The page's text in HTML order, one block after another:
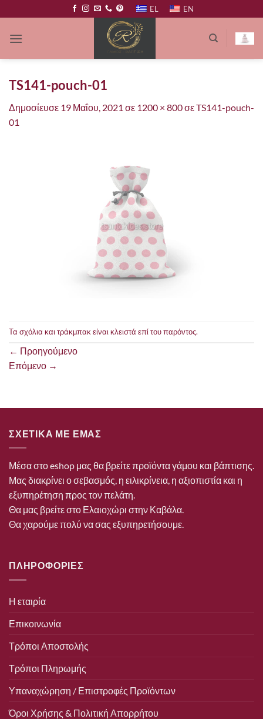
στο
περιεχόμενο
EL EN
TS141-pouch-01
Δημοσίευσε 19 Μαΐου, 2021 σε 1200 × 800σεTS141-pouch-
01
Τα σχόλια και τράκμπακ είναι κλειστά επί του παρόντος.
← Προηγούμενο
Επόμενο →
ΣΧΕΤΙΚΑ ΜΕ ΕΜΑΣ
Μέσα στο eshop μας θα βρείτε προϊόντα γάμου και βάπτισης.
Μας διακρίνει ο σεβασμός, η ειλικρίνεια, η αξιοπιστία και η
εξυπηρέτηση προς τον πελάτη.
Θα μας βρείτε στο Ελαιοχώρι στην Καβάλα.
Θα χαρούμε πολύ να σας εξυπηρετήσουμε.
ΠΛΗΡΟΦΟΡΙΕΣ
Η εταιρία
Επικοινωνία
Τρόποι Αποστολής
Τρόποι Πληρωμής
Υπαναχώρηση / Επιστροφές Προϊόντων
Όροι Χρήσης & Πολιτική Απορρήτου